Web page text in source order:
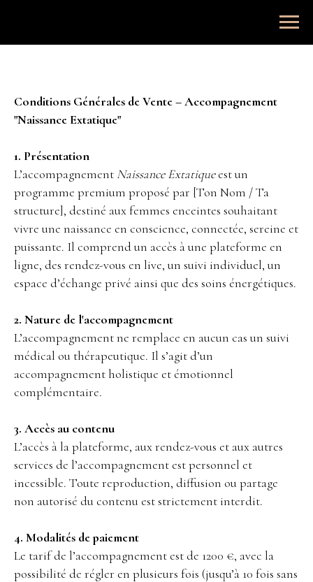
Conditions Générales de Vente – Accompagnement
"Naissance Extatique"
1. Présentation
L’accompagnement Naissance Extatiqueest un
programme premium proposé par [Ton Nom / Ta
structure], destiné aux femmes enceintes souhaitant
vivre une naissance en conscience, connectée, sereine et
puissante. Il comprend un accès à une plateforme en
ligne, des rendez-vous en live, un suivi individuel, un
espace d’échange privé ainsi que des soins énergétiques.
2. Nature de l'accompagnement
L’accompagnement ne remplace en aucun cas un suivi
médical ou thérapeutique. Il s’agit d’un
accompagnement holistique et émotionnel
complémentaire.
3. Accès au contenu
L’accès à la plateforme, aux rendez-vous et aux autres
services de l’accompagnement est personnel et
incessible. Toute reproduction, diffusion ou partage
non autorisé du contenu est strictement interdit.
4. Modalités de paiement
Le tarif de l’accompagnement est de 1200 €, avec la
possibilité de régler en plusieurs fois (jusqu’à 10 fois sans